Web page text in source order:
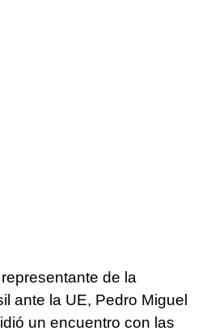
de la
ante la UE, Pedro Miguel
un encuentro con las